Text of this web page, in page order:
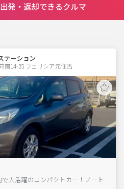
発・返却できるクルマ
テーション
宿14-35 フェリシア元住吉
大活躍のコンパクトカー！ノート